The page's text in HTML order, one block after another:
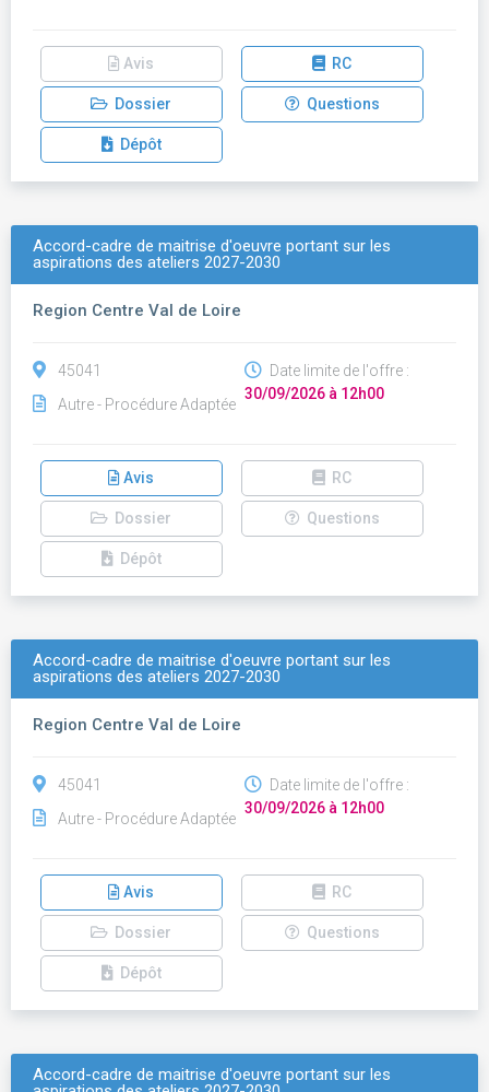
Avis RC
Dossier Questions
Dépôt
Accord-cadre de maitrise d'oeuvre portant sur les
aspirations des ateliers 2027-2030
Region Centre Val de Loire
45041
Autre - Procédure Adaptée
Date limite de l'offre :
30/09/2026 à 12h00
Avis RC
Dossier Questions
Dépôt
Accord-cadre de maitrise d'oeuvre portant sur les
aspirations des ateliers 2027-2030
Region Centre Val de Loire
45041
Autre - Procédure Adaptée
Date limite de l'offre :
30/09/2026 à 12h00
Avis RC
Dossier Questions
Dépôt
Accord-cadre de maitrise d'oeuvre portant sur les